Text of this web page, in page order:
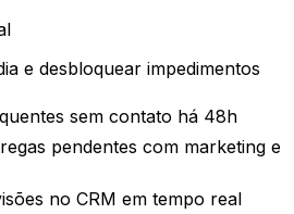
e desbloquear impedimentos
sem contato há 48h
pendentes com marketing e
no CRM em tempo real